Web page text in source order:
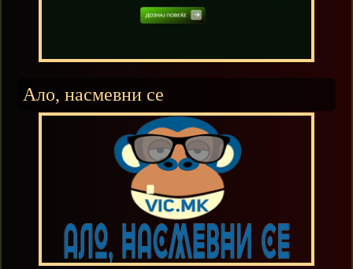
Ало, насмевни се